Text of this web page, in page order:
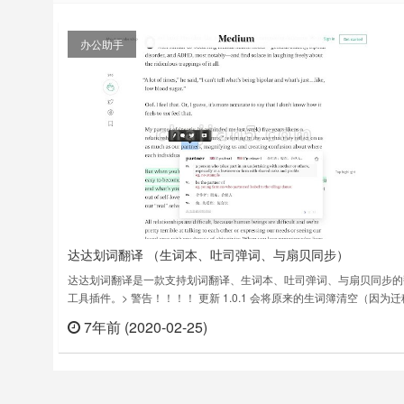
办公助手
达达划词翻译 （生词本、吐司弹词、与扇贝同步）
达达划词翻译是一款支持划词翻译、生词本、吐司弹词、与扇贝同步
工具插件。> 警告！！！！ 更新 1.0.1 会将原来的生词簿清空（因为
句」* 自带「生词簿」, 并可同步至扇贝、有道* 基于记忆曲线的「吐司弹
词」* 外链「词根词缀」达达划词翻译 插件下载版……
7年前 (2020-02-25)